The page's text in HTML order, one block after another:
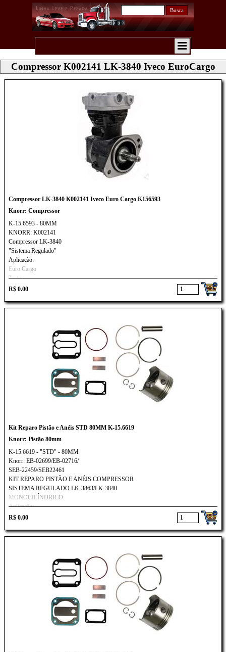
Busca
Compressor K002141 LK-3840 Iveco EuroCargo
Compressor LK-3840 K002141 Iveco Euro Cargo K156593
Knorr: Compressor
K-15.6593 - 80MM
KNORR: K002141
Compressor LK-3840
"Sistema Regulado"
Aplicação:
Euro Cargo
Tector
R$ 0.00
Kit Reparo Pistão e Anéis STD 80MM K-15.6619
Knorr: Pistão 80mm
K-15.6619 - "STD" - 80MM
Knorr: EB-02699/EB-02716/
SEB-22459/SEB22461
KIT REPARO PISTÃO E ANÉIS COMPRESSOR
SISTEMA REGULADO LK-3863/LK-3840
MONOCILÍNDRICO
Aplicação:
Ford Cargo 815E/ 1317E/ 1517E/ 1717E
R$ 0.00